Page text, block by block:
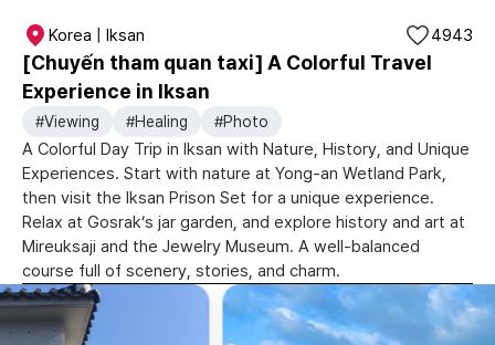
Korea | Iksan
[Chuyến tham quan taxi] A Colorful Travel
Experience in Iksan
4943
#Viewing #Healing #Photo
A Colorful Day Trip in Iksan with Nature, History, and Unique
Experiences. Start with nature at Yong-an Wetland Park,
then visit the Iksan Prison Set for a unique experience.
Relax at Gosrak’s jar garden, and explore history and art at
Mireuksaji and the Jewelry Museum. A well-balanced
course full of scenery, stories, and charm.